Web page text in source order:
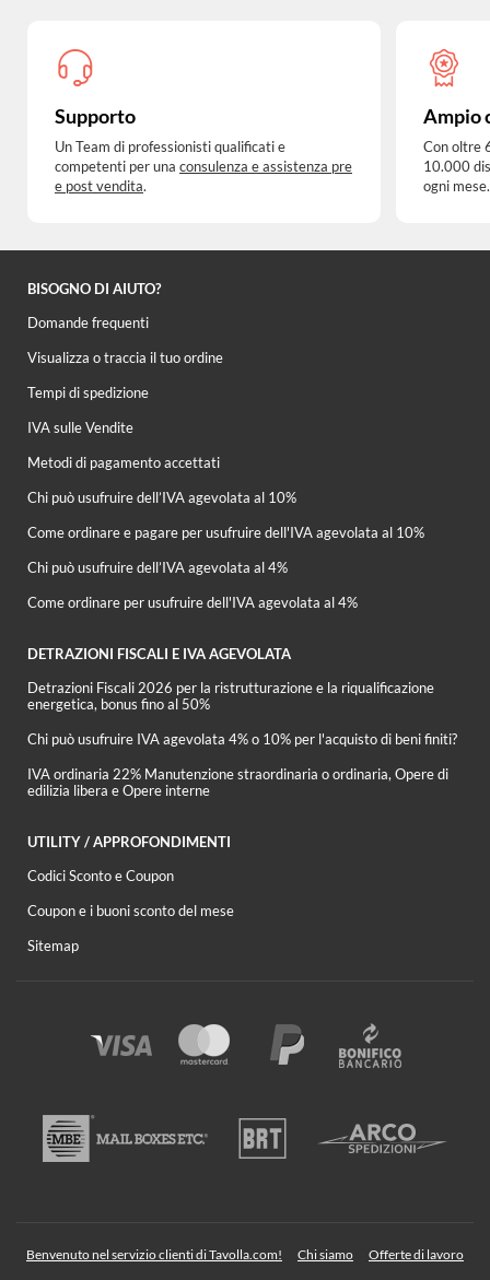
Supporto
Un Team di professionisti qualificati e
competenti per una consulenza e assistenza pre
e post vendita.
Ampio
Con oltre
10.000
ogni mese.
BISOGNO DI AIUTO?
Domande frequenti
Visualizza o traccia il tuo ordine
Tempi di spedizione
IVA sulle Vendite
Metodi di pagamento accettati
Chi può usufruire dell’IVA agevolata al 10%
Come ordinare e pagare per usufruire dell'IVA agevolata al 10%
Chi può usufruire dell’IVA agevolata al 4%
Come ordinare per usufruire dell'IVA agevolata al 4%
DETRAZIONI FISCALI E IVA AGEVOLATA
Detrazioni Fiscali 2026 per la ristrutturazione e la riqualificazione
energetica, bonus fino al 50%
Chi può usufruire IVA agevolata 4% o 10% per l'acquisto di beni finiti?
IVA ordinaria 22% Manutenzione straordinaria o ordinaria, Opere di
edilizia libera e Opere interne
UTILITY / APPROFONDIMENTI
Codici Sconto e Coupon
Coupon e i buoni sconto del mese
Sitemap
Benvenuto nel servizio clienti di Tavolla.com! Chi siamo Offerte di lavoro